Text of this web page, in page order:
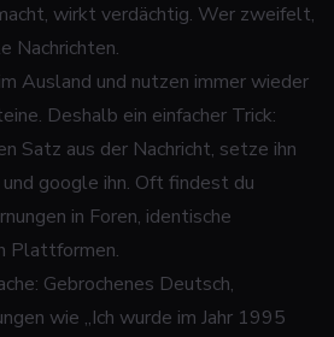
wirkt verdächtig. Wer zweifelt,
Nachrichten.
Ausland und nutzen immer wieder
Deshalb ein einfacher Trick:
Satz aus der Nachricht, setze ihn
und google ihn. Oft findest du
in Foren, identische
Plattformen.
Gebrochenes Deutsch,
wie „Ich wurde im Jahr 1995